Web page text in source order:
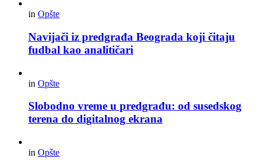
in Opšte
Navijači iz predgrađa Beograda koji čitaju
fudbal kao analitičari
in Opšte
Slobodno vreme u predgrađu: od susedskog
terena do digitalnog ekrana
in Opšte